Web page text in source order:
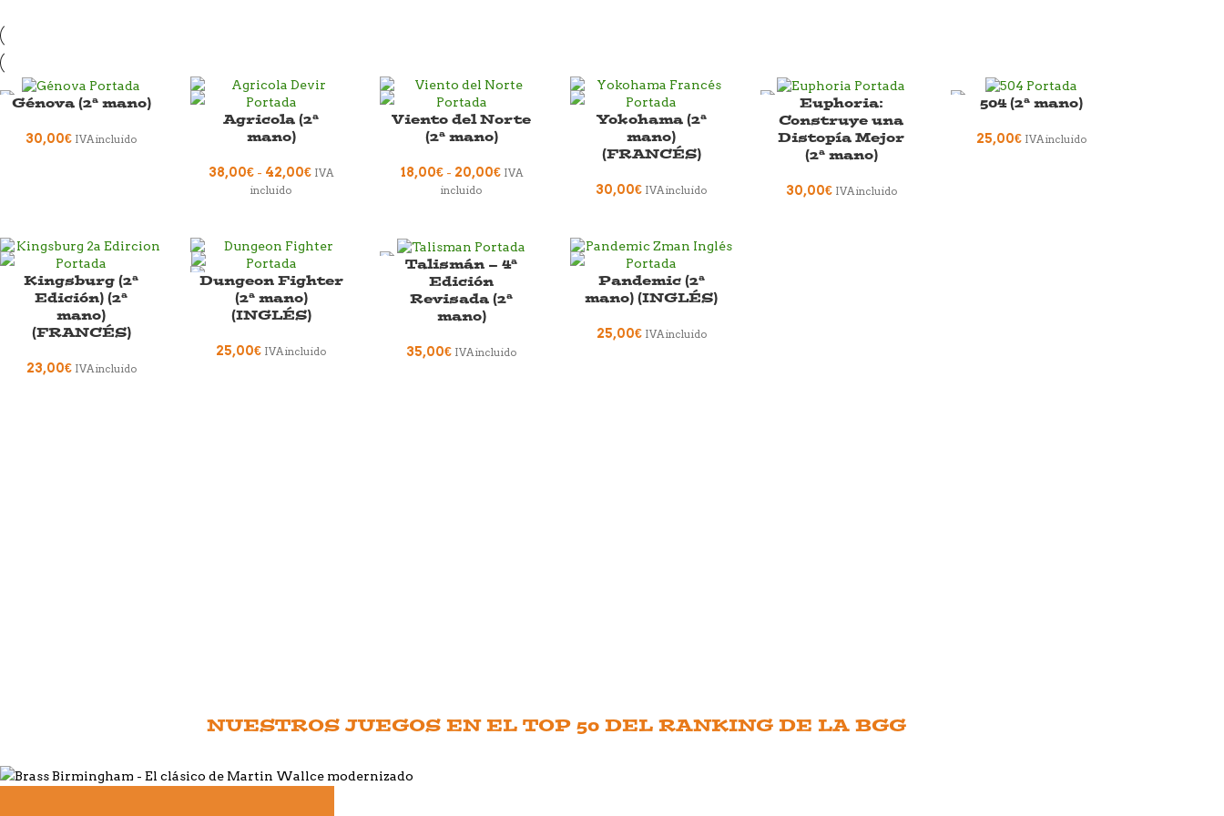
Génova (2ª mano)
30,00€ IVA incluido
Agricola (2ª
mano)
38,00€ - 42,00€ IVA
incluido
Viento del Norte
(2ª mano)
18,00€ - 20,00€ IVA
incluido
Yokohama (2ª
mano)
(FRANCÉS)
30,00€ IVA incluido
Euphoria:
Construye una
Distopía Mejor
(2ª mano)
30,00€ IVA incluido
504 (2ª mano)
25,00€ IVA incluido
Kingsburg (2ª
Edición) (2ª
mano)
(FRANCÉS)
23,00€ IVA incluido
Dungeon Fighter
(2ª mano)
(INGLÉS)
25,00€ IVA incluido
Talismán – 4ª
Edición
Revisada (2ª
mano)
35,00€ IVA incluido
Pandemic (2ª
mano) (INGLÉS)
25,00€ IVA incluido
NUESTROS JUEGOS EN EL TOP 50 DEL RANKING DE LA BGG